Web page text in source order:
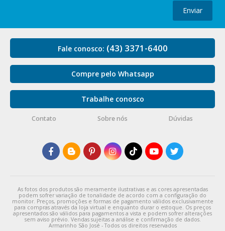
Enviar
Fale conosco: (43) 3371-6400
Compre pelo Whatsapp
Trabalhe conosco
Contato Sobre nós Dúvidas
As fotos dos produtos são meramente ilustrativas e as cores apresentadas
podem sofrer variação de tonalidade de acordo com a configuração do
monitor. Preços, promoções e formas de pagamento válidos exclusivamente
para compras através da loja virtual e enquanto durar o estoque. Os preços
apresentados são válidos para pagamentos a vista e podem sofrer alterações
sem aviso prévio. Vendas sujeitas a análise e confirmação de dados.
Armarinho São José - Todos os direitos reservados